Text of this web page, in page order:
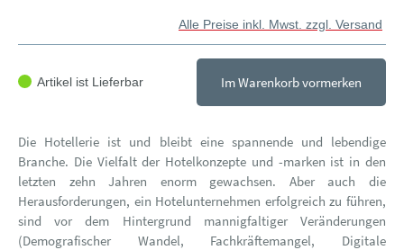
Alle Preise inkl. Mwst. zzgl. Versand
Artikel ist Lieferbar Im Warenkorb vormerken
Die Hotellerie ist und bleibt eine spannende und lebendige
Branche. Die Vielfalt der Hotelkonzepte und -marken ist in den
letzten zehn Jahren enorm gewachsen. Aber auch die
Herausforderungen, ein Hotelunternehmen erfolgreich zu führen,
sind vor dem Hintergrund mannigfaltiger Veränderungen
(Demografischer Wandel, Fachkräftemangel, Digitale